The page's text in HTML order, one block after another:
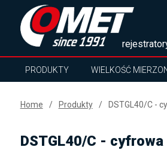
PRODUKTY WIELKOŚĆ
Home Produkty DSTGL40/C -
DSTGL40/C -